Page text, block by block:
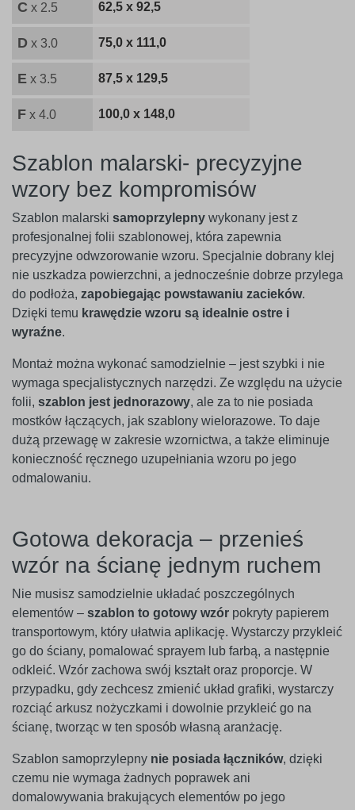
C x 2.5 62,5 x 92,5
D x 3.0 75,0 x 111,0
E x 3.5 87,5 x 129,5
F x 4.0 100,0 x 148,0
Szablon malarski- precyzyjne
wzory bez kompromisów
Szablon malarski samoprzylepny wykonany jest z
profesjonalnej folii szablonowej, która zapewnia
precyzyjne odwzorowanie wzoru. Specjalnie dobrany klej
nie uszkadza powierzchni, a jednocześnie dobrze przylega
do podłoża, zapobiegając powstawaniu zacieków.
Dzięki temu krawędzie wzoru są idealnie ostre i
wyraźne.
Montaż można wykonać samodzielnie – jest szybki i nie
wymaga specjalistycznych narzędzi. Ze względu na użycie
folii, szablon jest jednorazowy, ale za to nie posiada
mostków łączących, jak szablony wielorazowe. To daje
dużą przewagę w zakresie wzornictwa, a także eliminuje
konieczność ręcznego uzupełniania wzoru po jego
odmalowaniu.
Gotowa dekoracja – przenieś
wzór na ścianę jednym ruchem
Nie musisz samodzielnie układać poszczególnych
elementów – szablon to gotowy wzór pokryty papierem
transportowym, który ułatwia aplikację. Wystarczy przykleić
go do ściany, pomalować sprayem lub farbą, a następnie
odkleić. Wzór zachowa swój kształt oraz proporcje. W
przypadku, gdy zechcesz zmienić układ grafiki, wystarczy
rozciąć arkusz nożyczkami i dowolnie przykleić go na
ścianę, tworząc w ten sposób własną aranżację.
Szablon samoprzylepny nie posiada łączników, dzięki
czemu nie wymaga żadnych poprawek ani
domalowywania brakujących elementów po jego